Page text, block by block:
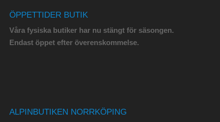
ÖPPETTIDER BUTIK
Våra fysiska butiker har nu stängt för säsongen.
Endast öppet efter överenskommelse.
ALPINBUTIKEN NORRKÖPING